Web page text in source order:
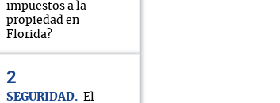
impuestos a la
propiedad en
Florida?
SEGURIDAD
El